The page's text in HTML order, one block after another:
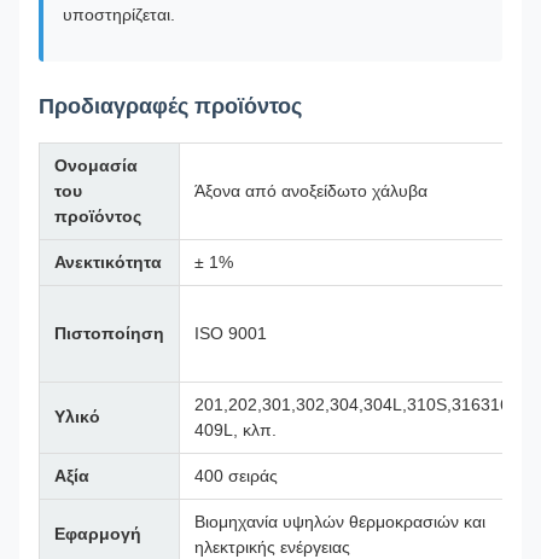
υποστηρίζεται.
Προδιαγραφές προϊόντος
Ονομασία
του
προϊόντος
Άξονα από ανοξείδωτο χάλυβα
Ανεκτικότητα ± 1%
Πιστοποίηση ISO 9001
Υλικό
201,202,301,302,304,304L,310S,316316L,
409L, κλπ.
Αξία 400 σειράς
Εφαρμογή
Βιομηχανία υψηλών θερμοκρασιών και
ηλεκτρικής ενέργειας